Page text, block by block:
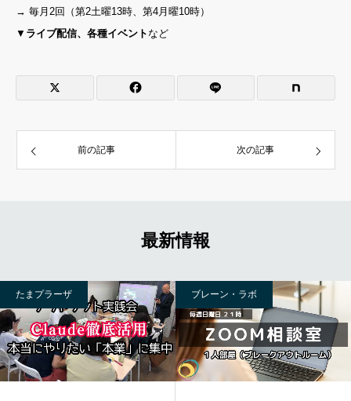
→ 毎月2回（第2土曜13時、第4月曜10時）
▼ ライブ配信、各種イベントなど
前の記事 次の記事
最新情報
たまプラーザ ブレーン・ラボ